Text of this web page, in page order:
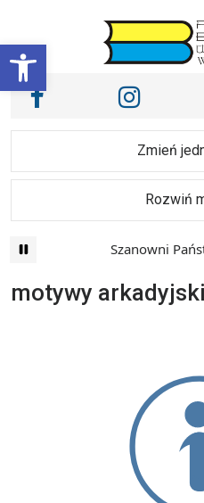
Otwórz pasek
Main Navigation
Nasze media
Facebook Instagram
Zmień
Rozwiń
Szanowni
motywy